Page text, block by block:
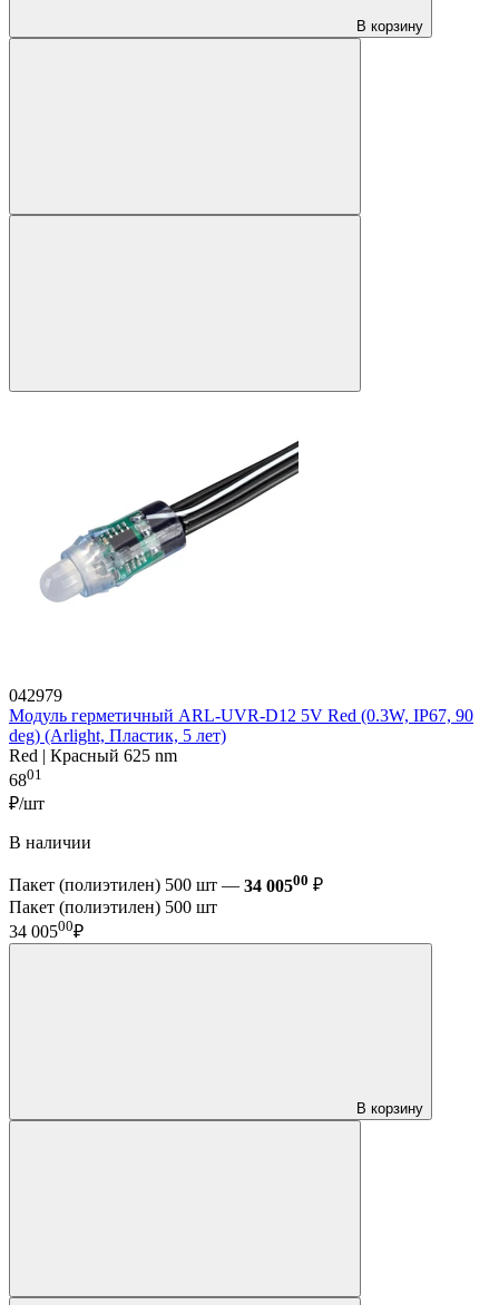
В корзину
042979
Модуль герметичный ARL-UVR-D12 5V Red (0.3W, IP67, 90
deg) (Arlight, Пластик, 5 лет)
Red | Красный 625 nm
6801
₽/шт
В наличии
Пакет (полиэтилен) 500 шт — 34 00500 ₽
Пакет (полиэтилен) 500 шт
34 00500₽
В корзину